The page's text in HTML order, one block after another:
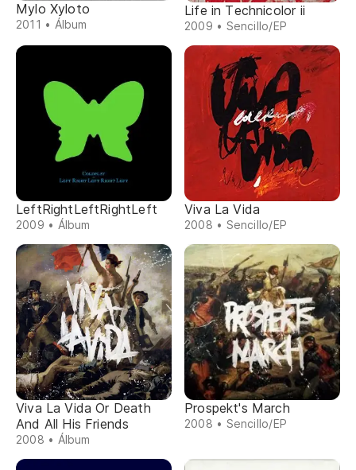
Mylo Xyloto
2011 • Álbum
Life in Technicolor ii
2009 • Sencillo/EP
LeftRightLeftRightLeft
2009 • Álbum
Viva La Vida
2008 • Sencillo/EP
Viva La Vida Or Death
And All His Friends
2008 • Álbum
Prospekt's March
2008 • Sencillo/EP